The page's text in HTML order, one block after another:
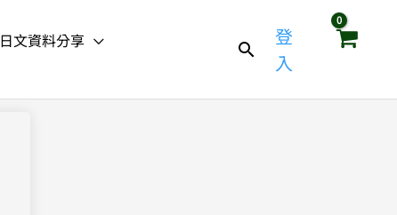
日文資料分享
登
入